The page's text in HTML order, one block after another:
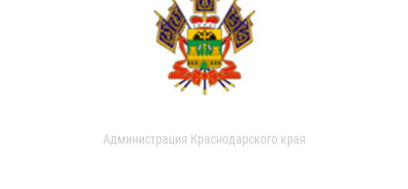
Администрация Краснодарского края